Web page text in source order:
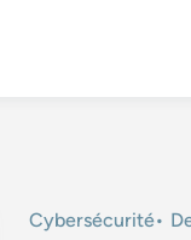
Cybersécurité